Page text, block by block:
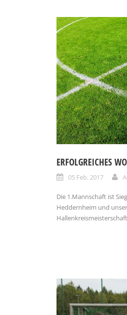
ERFOLGREICHES
05 Feb. 2017
Die 1.Mannschaft ist
Heddernheim und
Hallenkreismeisterschaft